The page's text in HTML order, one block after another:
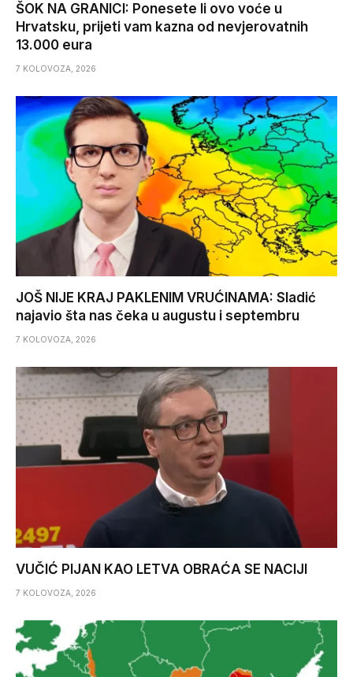
ŠOK NA GRANICI: Ponesete li ovo voće u
Hrvatsku, prijeti vam kazna od nevjerovatnih
13.000 eura
7 KOLOVOZA, 2026
JOŠ NIJE KRAJ PAKLENIM VRUĆINAMA: Sladić
najavio šta nas čeka u augustu i septembru
7 KOLOVOZA, 2026
VUČIĆ PIJAN KAO LETVA OBRAĆA SE NACIJI
7 KOLOVOZA, 2026